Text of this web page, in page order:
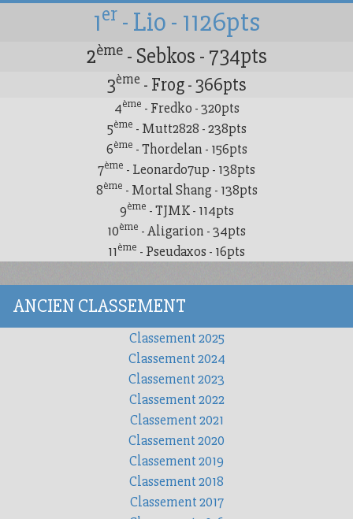
1er - Lio - 1126pts
2ème - Sebkos - 734pts
3ème - Frog - 366pts
4ème - Fredko - 320pts
5ème - Mutt2828 - 238pts
6ème - Thordelan - 156pts
7ème - Leonardo7up - 138pts
8ème - Mortal Shang - 138pts
9ème - TJMK - 114pts
10ème - Aligarion - 34pts
11ème - Pseudaxos - 16pts
ANCIEN CLASSEMENT
Classement 2025
Classement 2024
Classement 2023
Classement 2022
Classement 2021
Classement 2020
Classement 2019
Classement 2018
Classement 2017